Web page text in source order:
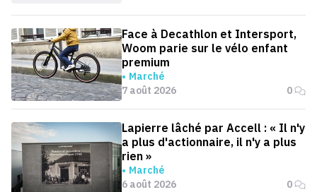
Face à Decathlon et Intersport,
Woom parie sur le vélo enfant
premium
Marché
7 août 2026
0
Lapierre lâché par Accell : « Il n'y
a plus d'actionnaire, il n'y a plus
rien »
Marché
6 août 2026
0